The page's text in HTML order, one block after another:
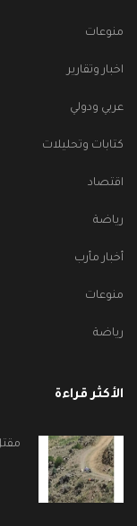
منوعات
اخبار وتقارير
عربي ودولي
كتابات وتحليلات
اقتصاد
رياضة
أخبار مأرب
منوعات
رياضة
الأكثر قراءة